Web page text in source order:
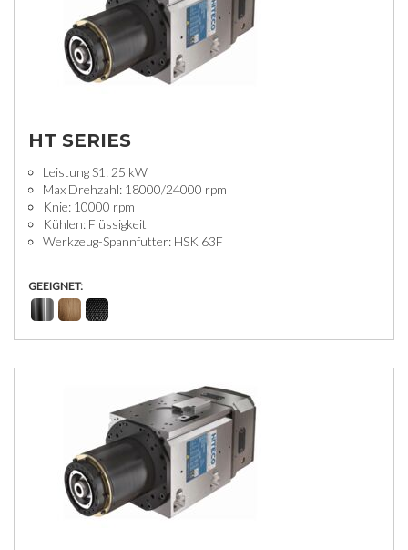
HT SERIES
Leistung S1: 25 kW
Max Drehzahl: 18000/24000 rpm
Knie: 10000 rpm
Kühlen: Flüssigkeit
Werkzeug-Spannfutter: HSK 63F
GEEIGNET: